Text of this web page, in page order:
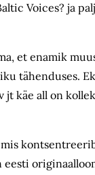
Voices? ja
et enamik
tähenduses.
jt käe all on